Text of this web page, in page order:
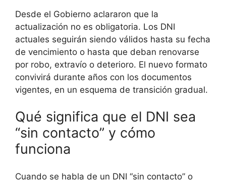
Desde el Gobierno aclararon que la
actualización no es obligatoria. Los DNI
actuales seguirán siendo válidos hasta su fecha
de vencimiento o hasta que deban renovarse
por robo, extravío o deterioro. El nuevo formato
convivirá durante años con los documentos
vigentes, en un esquema de transición gradual.
Qué significa que el DNI sea
“sin contacto” y cómo
funciona
Cuando se habla de un DNI “sin contacto” o